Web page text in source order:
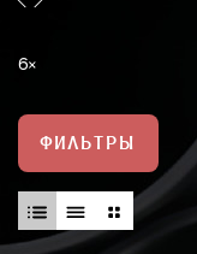
6
ФИЛЬТРЫ